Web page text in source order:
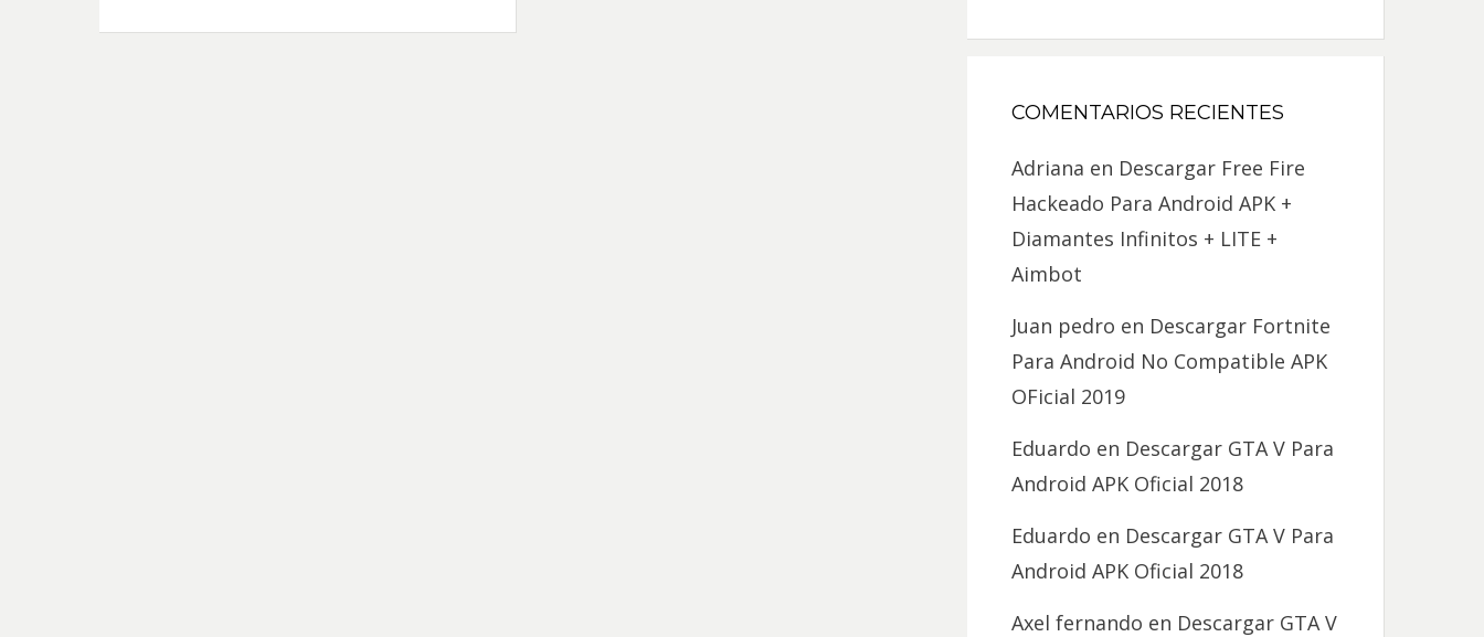
COMENTARIOS RECIENTES
Adriana en Descargar Free Fire
Hackeado Para Android APK +
Diamantes Infinitos + LITE +
Aimbot
Juan pedro en Descargar Fortnite
Para Android No Compatible APK
OFicial 2019
Eduardo en Descargar GTA V Para
Android APK Oficial 2018
Eduardo en Descargar GTA V Para
Android APK Oficial 2018
Axel fernando en Descargar GTA V